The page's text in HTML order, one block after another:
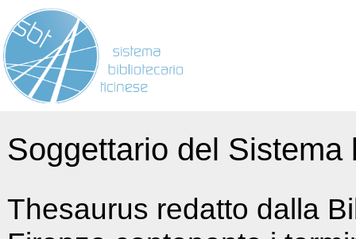
Soggettario del
Thesaurus redatto dalla